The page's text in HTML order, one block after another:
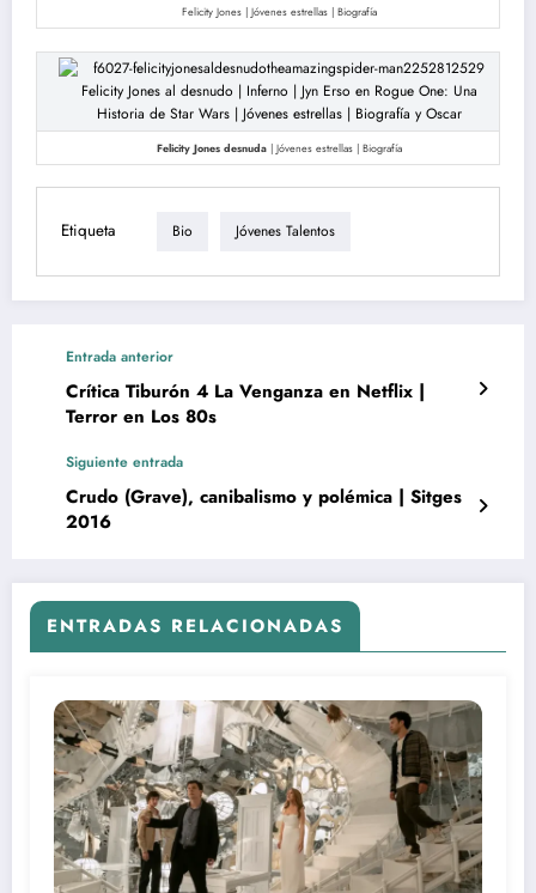
Felicity Jones | Jóvenes estrellas | Biografía
Felicity Jones desnuda| Jóvenes estrellas | Biografía
Etiqueta Bio Jóvenes Talentos
Entrada anterior
Crítica Tiburón 4 La Venganza en Netflix |
Terror en Los 80s
Siguiente entrada
Crudo (Grave), canibalismo y polémica | Sitges
2016
ENTRADAS RELACIONADAS